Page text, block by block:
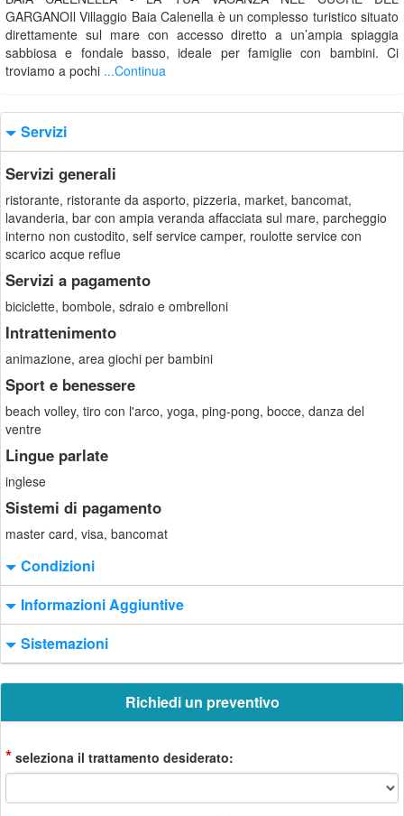
GARGANOIl Villaggio Baia Calenella è un complesso turistico situato
direttamente sul mare con accesso diretto a un’ampia spiaggia
sabbiosa e fondale basso, ideale per famiglie con bambini. Ci
troviamo a pochi ...Continua
Servizi
Servizi generali
ristorante, ristorante da asporto, pizzeria, market, bancomat,
lavanderia, bar con ampia veranda affacciata sul mare, parcheggio
interno non custodito, self service camper, roulotte service con
scarico acque reflue
Servizi a pagamento
biciclette, bombole, sdraio e ombrelloni
Intrattenimento
animazione, area giochi per bambini
Sport e benessere
beach volley, tiro con l'arco, yoga, ping-pong, bocce, danza del
ventre
Lingue parlate
inglese
Sistemi di pagamento
master card, visa, bancomat
Condizioni
Informazioni Aggiuntive
Sistemazioni
Richiedi un preventivo
* seleziona il trattamento desiderato: